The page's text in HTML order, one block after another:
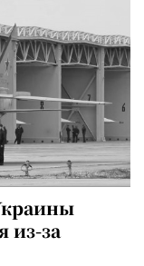
из-за